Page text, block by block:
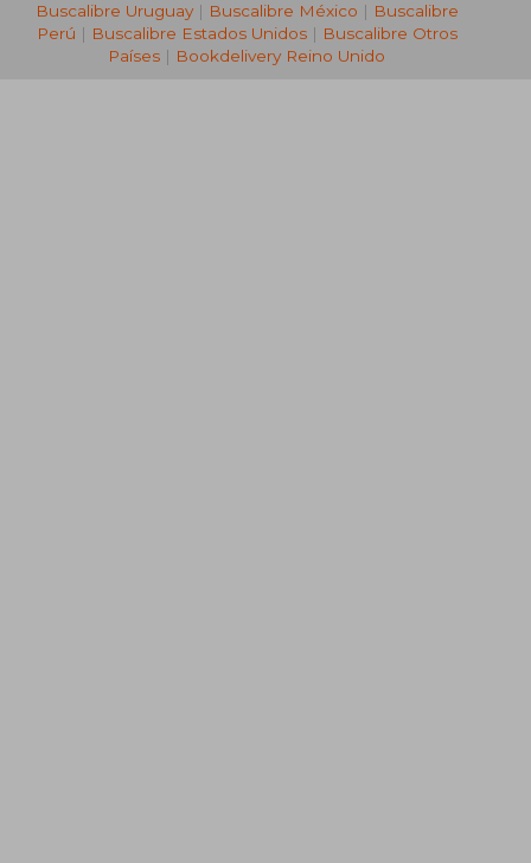
Buscalibre Uruguay| Buscalibre México | Buscalibre
Perú | Buscalibre Estados Unidos| Buscalibre Otros
Países | Bookdelivery Reino Unido